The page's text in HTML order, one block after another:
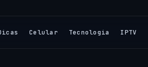
Celular Tecnologia IPTV